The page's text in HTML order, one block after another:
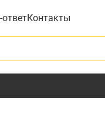
Контакты